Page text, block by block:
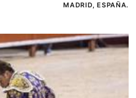
MADRID, ESPAÑA.